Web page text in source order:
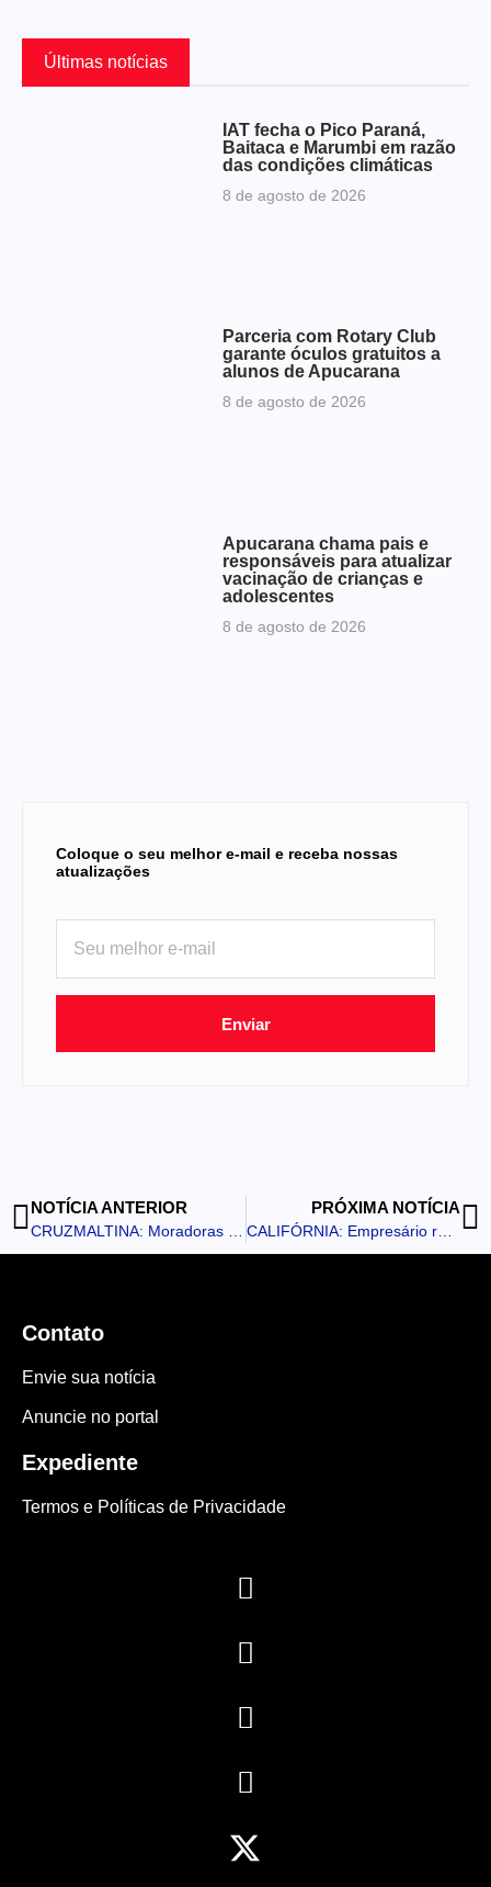
Últimas notícias
IAT fecha o Pico Paraná,
Baitaca e Marumbi em razão
das condições climáticas
8 de agosto de 2026
Parceria com Rotary Club
garante óculos gratuitos a
alunos de Apucarana
8 de agosto de 2026
Apucarana chama pais e
responsáveis para atualizar
vacinação de crianças e
adolescentes
8 de agosto de 2026
Coloque o seu melhor e-mail e receba nossas
atualizações
Enviar
NOTÍCIA ANTERIOR PRÓXIMA NOTÍCIA
CALIFÓRNIA: Empresário relata ameaças após demitir funcionária
Contato
Envie sua notícia
Anuncie no portal
Expediente
Termos e Políticas de Privacidade